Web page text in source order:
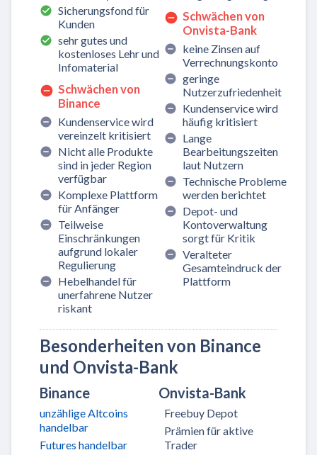
Sicherungsfond für
Kunden
sehr gutes und
kostenloses Lehr und
Infomaterial
Schwächen von
Binance
Kundenservice wird
vereinzelt kritisiert
Nicht alle Produkte
sind in jeder Region
verfügbar
Komplexe Plattform
für Anfänger
Teilweise
Einschränkungen
aufgrund lokaler
Regulierung
Hebelhandel für
unerfahrene Nutzer
riskant
Schwächen von
Onvista-Bank
keine Zinsen auf
Verrechnungskonto
geringe
Nutzerzufriedenheit
Kundenservice wird
häufig kritisiert
Lange
Bearbeitungszeiten
laut Nutzern
Technische Probleme
werden berichtet
Depot- und
Kontoverwaltung
sorgt für Kritik
Veralteter
Gesamteindruck der
Plattform
Besonderheiten von Binance
und Onvista-Bank
Binance Onvista-Bank
unzählige Altcoins
handelbar
Futures handelbar
Freebuy Depot
Prämien für aktive
Trader